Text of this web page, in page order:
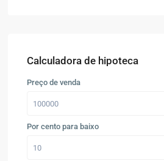
Calculadora de hipoteca
Preço de venda
Por cento para baixo